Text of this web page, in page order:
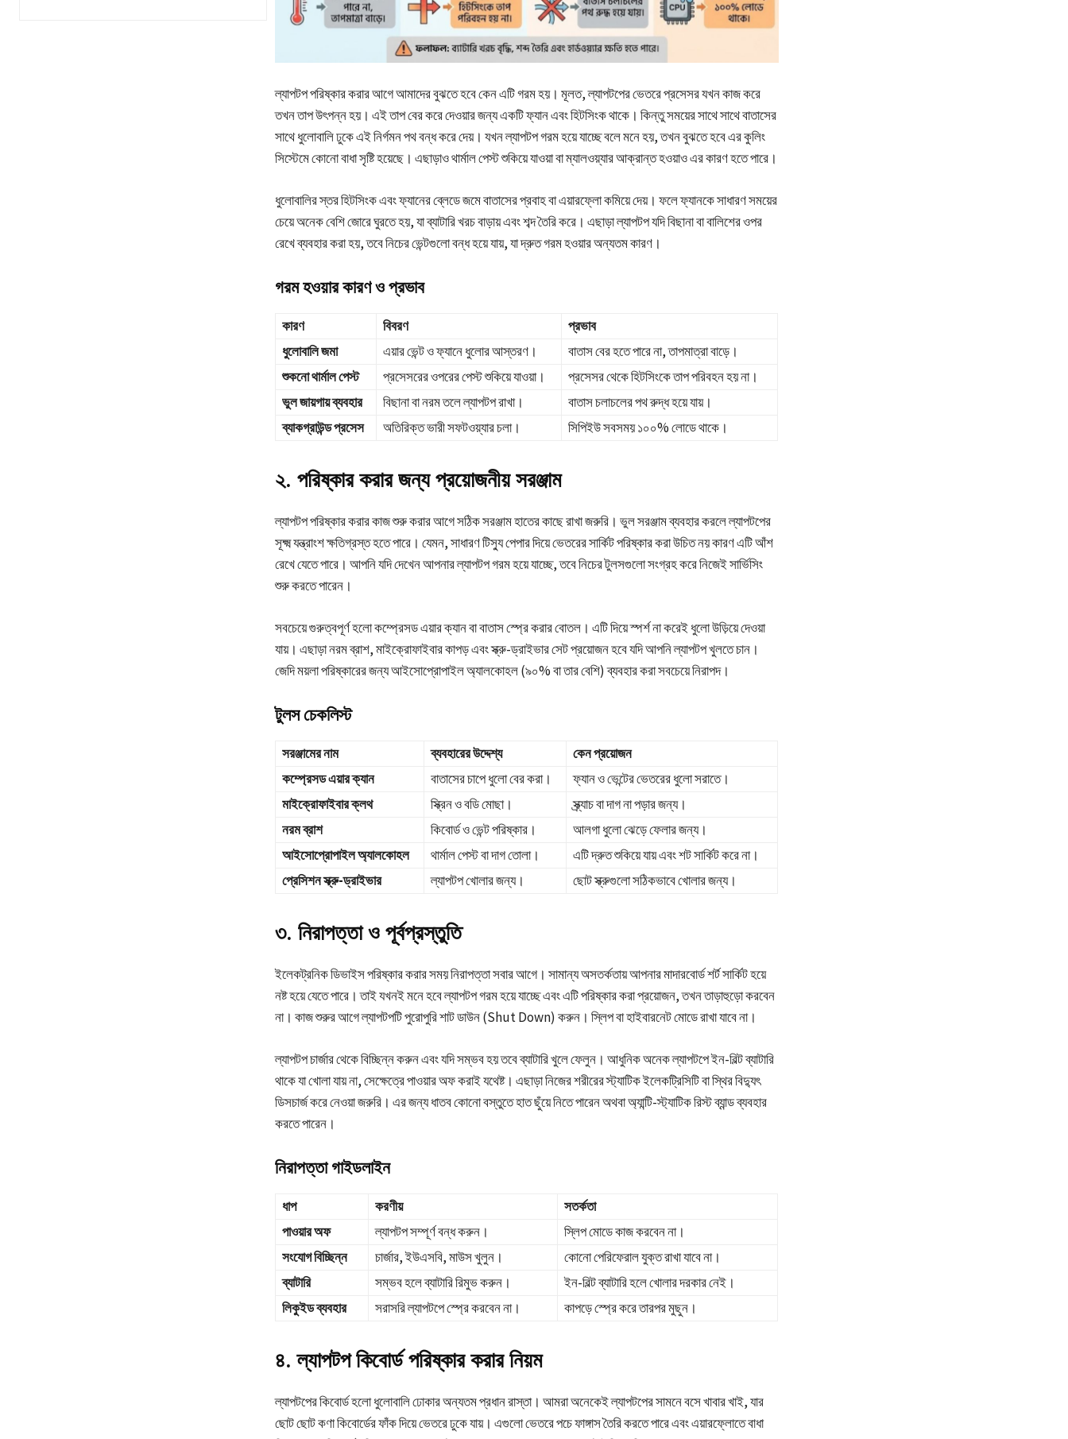
ল্যাপটপ পরিষ্কার করার আগে আমাদের বুঝতে হবে কেন এটি গরম হয়। মূলত, ল্যাপটপের ভেতরে প্রসেসর যখন কাজ করে
তখন তাপ উৎপন্ন হয়। এই তাপ বের করে দেওয়ার জন্য একটি ফ্যান এবং হিটসিংক থাকে। কিন্তু সময়ের সাথে সাথে বাতাসের
সাথে ধুলোবালি ঢুকে এই নির্গমন পথ বন্ধ করে দেয়। যখন ল্যাপটপ গরম হয়ে যাচ্ছে বলে মনে হয়, তখন বুঝতে হবে এর কুলিং
সিস্টেমে কোনো বাধা সৃষ্টি হয়েছে। এছাড়াও থার্মাল পেস্ট শুকিয়ে যাওয়া বা ম্যালওয়্যার আক্রান্ত হওয়াও এর কারণ হতে পারে।
ধুলোবালির স্তর হিটসিংক এবং ফ্যানের ব্লেডে জমে বাতাসের প্রবাহ বা এয়ারফ্লো কমিয়ে দেয়। ফলে ফ্যানকে সাধারণ সময়ের
চেয়ে অনেক বেশি জোরে ঘুরতে হয়, যা ব্যাটারি খরচ বাড়ায় এবং শব্দ তৈরি করে। এছাড়া ল্যাপটপ যদি বিছানা বা বালিশের ওপর
রেখে ব্যবহার করা হয়, তবে নিচের ভেন্টগুলো বন্ধ হয়ে যায়, যা দ্রুত গরম হওয়ার অন্যতম কারণ।
গরম হওয়ার কারণ ও প্রভাব
কারণ বিবরণ
প্রভাব
ধুলোবালি জমা
এয়ার ভেন্ট ও ফ্যানে ধুলোর আস্তরণ।
বাতাস বের হতে পারে না, তাপমাত্রা বাড়ে।
শুকনো থার্মাল পেস্ট
প্রসেসরের ওপরের পেস্ট শুকিয়ে যাওয়া।
প্রসেসর থেকে হিটসিংকে তাপ পরিবহন হয় না।
ভুল জায়গায় ব্যবহার
বিছানা বা নরম তলে ল্যাপটপ রাখা।
বাতাস চলাচলের পথ রুদ্ধ হয়ে যায়।
ব্যাকগ্রাউন্ড প্রসেস
অতিরিক্ত ভারী সফটওয়্যার চলা। সিপিইউ সবসময় ১০০% লোডে থাকে।
২. পরিষ্কার করার জন্য প্রয়োজনীয় সরঞ্জাম
ল্যাপটপ পরিষ্কার করার কাজ শুরু করার আগে সঠিক সরঞ্জাম হাতের কাছে রাখা জরুরি। ভুল সরঞ্জাম ব্যবহার করলে ল্যাপটপের
সূক্ষ্ম যন্ত্রাংশ ক্ষতিগ্রস্ত হতে পারে। যেমন, সাধারণ টিস্যু পেপার দিয়ে ভেতরের সার্কিট পরিষ্কার করা উচিত নয় কারণ এটি আঁশ
রেখে যেতে পারে। আপনি যদি দেখেন আপনার ল্যাপটপ গরম হয়ে যাচ্ছে, তবে নিচের টুলসগুলো সংগ্রহ করে নিজেই সার্ভিসিং
শুরু করতে পারেন।
সবচেয়ে গুরুত্বপূর্ণ হলো কম্প্রেসড এয়ার ক্যান বা বাতাস স্প্রে করার বোতল। এটি দিয়ে স্পর্শ না করেই ধুলো উড়িয়ে দেওয়া
যায়। এছাড়া নরম ব্রাশ, মাইক্রোফাইবার কাপড় এবং স্ক্রু-ড্রাইভার সেট প্রয়োজন হবে যদি আপনি ল্যাপটপ খুলতে চান।
জেদি ময়লা পরিষ্কারের জন্য আইসোপ্রোপাইল অ্যালকোহল (৯০% বা তার বেশি) ব্যবহার করা সবচেয়ে নিরাপদ।
টুলস চেকলিস্ট
সরঞ্জামের নাম ব্যবহারের উদ্দেশ্য
কেন প্রয়োজন
কম্প্রেসড এয়ার ক্যান
বাতাসের চাপে ধুলো বের করা।
ফ্যান ও ভেন্টের ভেতরের ধুলো সরাতে।
মাইক্রোফাইবার ক্লথ
স্ক্রিন ও বডি মোছা।
স্ক্র্যাচ বা দাগ না পড়ার জন্য।
নরম ব্রাশ
কিবোর্ড ও ভেন্ট পরিষ্কার।
আলগা ধুলো ঝেড়ে ফেলার জন্য।
আইসোপ্রোপাইল অ্যালকোহল
থার্মাল পেস্ট বা দাগ তোলা।
এটি দ্রুত শুকিয়ে যায় এবং শট সার্কিট করে না।
প্রেসিশন স্ক্রু-ড্রাইভার
ল্যাপটপ খোলার জন্য। ছোট স্ক্রুগুলো সঠিকভাবে খোলার জন্য।
৩. নিরাপত্তা ও পূর্বপ্রস্তুতি
ইলেকট্রনিক ডিভাইস পরিষ্কার করার সময় নিরাপত্তা সবার আগে। সামান্য অসতর্কতায় আপনার মাদারবোর্ড শর্ট সার্কিট হয়ে
নষ্ট হয়ে যেতে পারে। তাই যখনই মনে হবে ল্যাপটপ গরম হয়ে যাচ্ছে এবং এটি পরিষ্কার করা প্রয়োজন, তখন তাড়াহুড়ো করবেন
না। কাজ শুরুর আগে ল্যাপটপটি পুরোপুরি শাট ডাউন (Shut Down) করুন। স্লিপ বা হাইবারনেট মোডে রাখা যাবে না।
ল্যাপটপ চার্জার থেকে বিচ্ছিন্ন করুন এবং যদি সম্ভব হয় তবে ব্যাটারি খুলে ফেলুন। আধুনিক অনেক ল্যাপটপে ইন-বিল্ট ব্যাটারি
থাকে যা খোলা যায় না, সেক্ষেত্রে পাওয়ার অফ করাই যথেষ্ট। এছাড়া নিজের শরীরের স্ট্যাটিক ইলেকট্রিসিটি বা স্থির বিদ্যুৎ
ডিসচার্জ করে নেওয়া জরুরি। এর জন্য ধাতব কোনো বস্তুতে হাত ছুঁয়ে নিতে পারেন অথবা অ্যান্টি-স্ট্যাটিক রিস্ট ব্যান্ড ব্যবহার
করতে পারেন।
নিরাপত্তা গাইডলাইন
ধাপ করণীয়
সতর্কতা
পাওয়ার অফ
ল্যাপটপ সম্পূর্ণ বন্ধ করুন।
স্লিপ মোডে কাজ করবেন না।
সংযোগ বিচ্ছিন্ন
চার্জার, ইউএসবি, মাউস খুলুন।
কোনো পেরিফেরাল যুক্ত রাখা যাবে না।
ব্যাটারি
সম্ভব হলে ব্যাটারি রিমুভ করুন।
ইন-বিল্ট ব্যাটারি হলে খোলার দরকার নেই।
লিকুইড ব্যবহার
সরাসরি ল্যাপটপে স্প্রে করবেন না। কাপড়ে স্প্রে করে তারপর মুছুন।
৪. ল্যাপটপ কিবোর্ড পরিষ্কার করার নিয়ম
ল্যাপটপের কিবোর্ড হলো ধুলোবালি ঢোকার অন্যতম প্রধান রাস্তা। আমরা অনেকেই ল্যাপটপের সামনে বসে খাবার খাই, যার
ছোট ছোট কণা কিবোর্ডের ফাঁক দিয়ে ভেতরে ঢুকে যায়। এগুলো ভেতরে পচে ফাঙ্গাস তৈরি করতে পারে এবং এয়ারফ্লোতে বাধা